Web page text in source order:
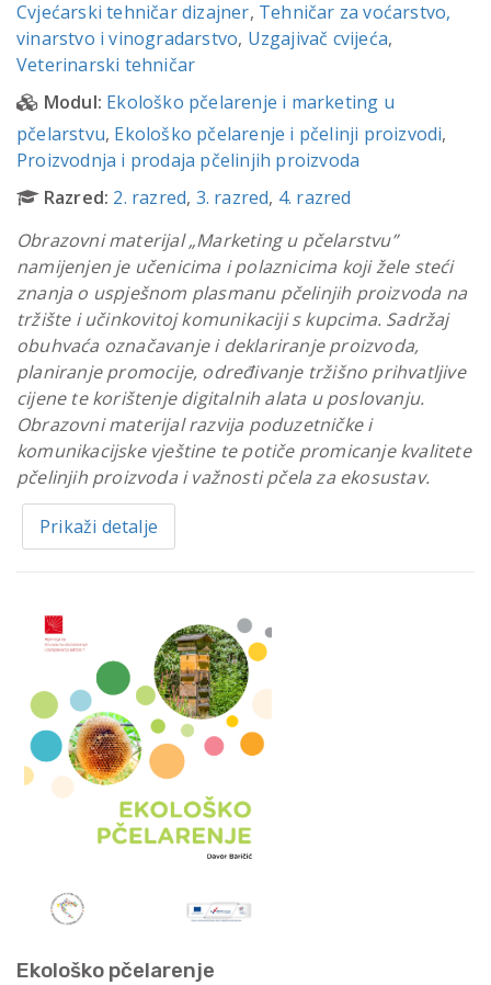
Cvjećarski tehničar dizajner, Tehničar za voćarstvo,
vinarstvo i vinogradarstvo, Uzgajivač cvijeća,
Veterinarski tehničar
Modul: Ekološko pčelarenje i marketing u
pčelarstvu, Ekološko pčelarenje i pčelinji proizvodi,
Proizvodnja i prodaja pčelinjih proizvoda
Razred: 2. razred, 3. razred, 4. razred
Obrazovni materijal „Marketing u pčelarstvu”
namijenjen je učenicima i polaznicima koji žele steći
znanja o uspješnom plasmanu pčelinjih proizvoda na
tržište i učinkovitoj komunikaciji s kupcima. Sadržaj
obuhvaća označavanje i deklariranje proizvoda,
planiranje promocije, određivanje tržišno prihvatljive
cijene te korištenje digitalnih alata u poslovanju.
Obrazovni materijal razvija poduzetničke i
komunikacijske vještine te potiče promicanje kvalitete
pčelinjih proizvoda i važnosti pčela za ekosustav.
Prikaži detalje
Ekološko pčelarenje